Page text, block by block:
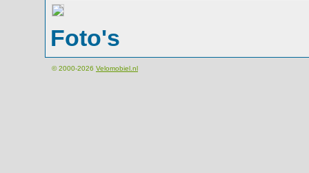
Foto's
© 2000-2026 Velomobiel.nl